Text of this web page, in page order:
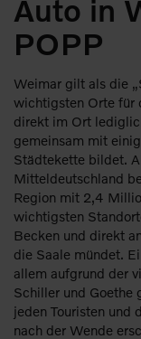
Auto in
POPP
Weimar gilt als die
wichtigsten Orte für
direkt im Ort
gemeinsam mit
Städtekette bildet.
Mitteldeutschland
Region mit 2,4
wichtigsten
Becken und direkt
die Saale mündet.
allem aufgrund der
Schiller und Goethe
jeden Touristen und
nach der Wende